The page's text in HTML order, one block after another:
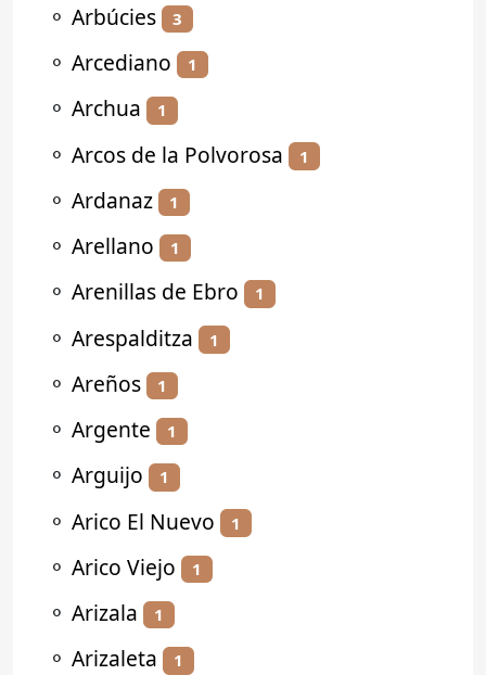
⚬ Arbúcies 3
⚬ Arcediano 1
⚬ Archua 1
⚬ Arcos de la Polvorosa 1
⚬ Ardanaz 1
⚬ Arellano 1
⚬ Arenillas de Ebro 1
⚬ Arespalditza 1
⚬ Areños 1
⚬ Argente 1
⚬ Arguijo 1
⚬ Arico El Nuevo 1
⚬ Arico Viejo 1
⚬ Arizala 1
⚬ Arizaleta 1